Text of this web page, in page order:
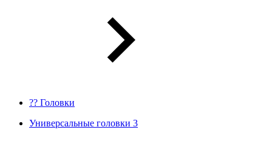
?? Головки
Универсальные головки 3